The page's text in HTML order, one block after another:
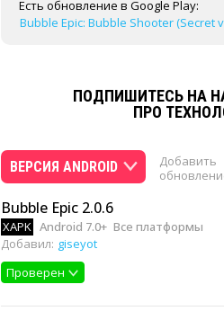
Есть обновление в Google Play:
Bubble Epic: Bubble Shooter (Secret
ПОДПИШИТЕСЬ НА
ПРО
ВЕРСИЯ ANDROID
Добавить
Bubble Epic 2.0.6
XAPK Android 7.0+ Все платформы
Добавил: giseyot
Проверен